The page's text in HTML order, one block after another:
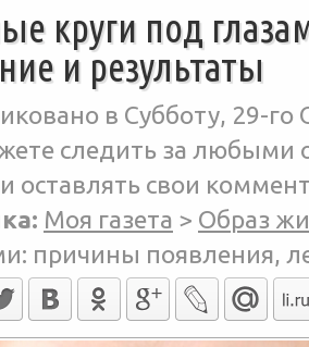
круги под
и результаты
в Субботу, 29-го
следить за любыми
оставлять свои
Моя газета > Образ
причины появления,